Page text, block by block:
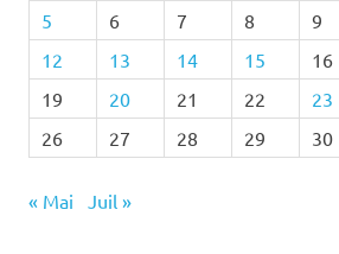
5
6 7 8 9
12
13 14 15 16
19
20 21 22 23
26
27 28 29 30
« Mai Juil »